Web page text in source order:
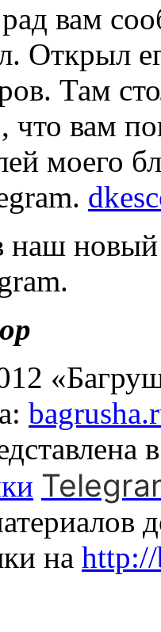
вам
Открыл
Там
что вам
моего
наш
на http://